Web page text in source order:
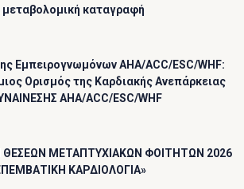
καταγραφή
Εμπειρογνωμόνων AHA/ACC/ESC/WHF:
Ορισμός της Καρδιακής Ανεπάρκειας
AHA/ACC/ESC/WHF
ΜΕΤΑΠΤΥΧΙΑΚΩΝ ΦΟΙΤΗΤΩΝ 2026
ΚΑΡΔΙΟΛΟΓΙΑ»